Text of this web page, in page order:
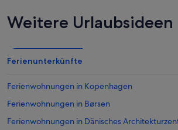
Weitere Urlaubsideen
Ferienunterkünfte
Ferienwohnungen in Kopenhagen
Ferienwohnungen in Børsen
Ferienwohnungen in Dänisches